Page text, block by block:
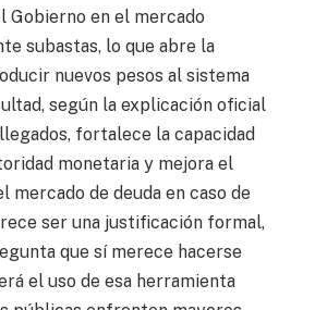
Gobierno en el mercado
subastas, lo que abre la
nuevos pesos al sistema
según la explicación oficial
fortalece la capacidad
monetaria y mejora el
mercado de deuda en caso de
ser una justificación formal,
que sí merece hacerse
el uso de esa herramienta